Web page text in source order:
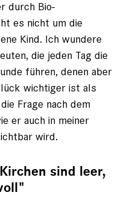
durch Bio-
es nicht um die
Kind. Ich wundere
die jeden Tag die
führen, denen aber
wichtiger ist als
Frage nach dem
er auch in meiner
wird.
sind leer,